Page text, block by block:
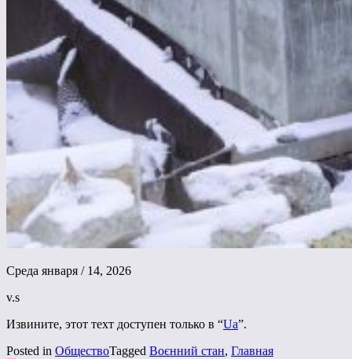
Среда января / 14, 2026
v.s
Извините, этот техт доступен только в “Ua”.
Posted in ОбществоTagged Воєнний стан, Главная